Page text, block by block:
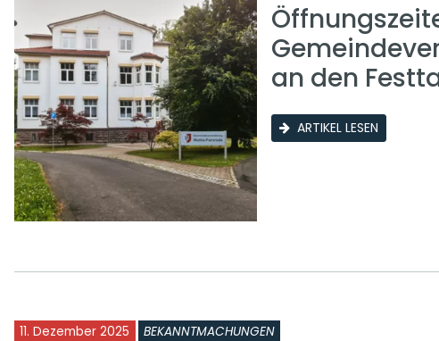
an den
ARTIKEL LESEN
11. Dezember 2025 BEKANNTMACHUNGEN